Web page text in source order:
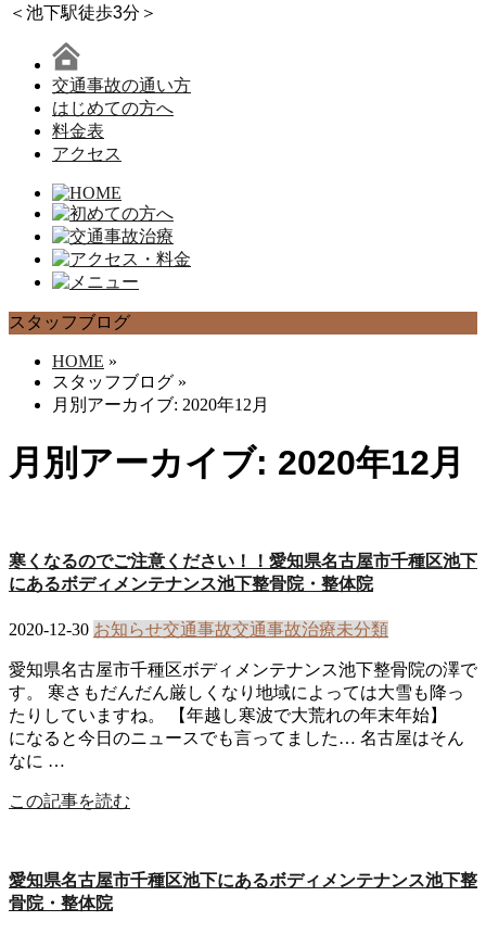
＜池下駅徒歩3分＞
交通事故の通い方
はじめての方へ
料金表
アクセス
スタッフブログ
HOME »
スタッフブログ »
月別アーカイブ: 2020年12月
月別アーカイブ: 2020年12月
寒くなるのでご注意ください！！愛知県名古屋市千種区池下
にあるボディメンテナンス池下整骨院・整体院
2020-12-30 お知らせ交通事故交通事故治療未分類
愛知県名古屋市千種区ボディメンテナンス池下整骨院の澤で
す。 寒さもだんだん厳しくなり地域によっては大雪も降っ
たりしていますね。 【年越し寒波で大荒れの年末年始】
になると今日のニュースでも言ってました… 名古屋はそん
なに …
この記事を読む
愛知県名古屋市千種区池下にあるボディメンテナンス池下整
骨院・整体院